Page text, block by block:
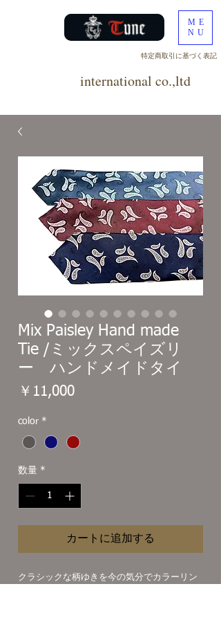
international co.,ltd
​特定商取引に基づく表記
ME
NU
Mix Paisley Hand made
Tie /ミックスペイズリ
ー ハンドメイドタイ
￥11,000価
color *
数量 *
カートに追加する
クラシックな柄ゆきを今の気分でカラーリン